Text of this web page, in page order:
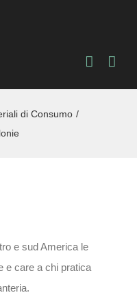
di Consumo
e sud America le
e care a chi pratica